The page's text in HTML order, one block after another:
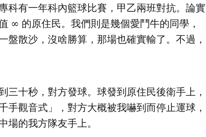
科有一年科內籃球比賽，甲乙兩班對抗。論實
∞ 的原住民。我們則是幾個愛鬥牛的同學，
盤散沙，沒啥勝算，那場也確實輸了。不過，
三十秒，對方發球。球發到原住民後衛手上，
手觀音式」，對方大概被我嚇到而停止運球，
的我方隊友手上。